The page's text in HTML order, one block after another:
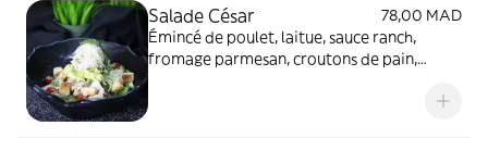
Salade César
78,00 MAD
Émincé de poulet, laitue, sauce ranch,
fromage parmesan, croutons de pain,